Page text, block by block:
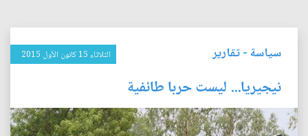
سياسة-تقارير الثلاثاء 15 كانون الأول 2015
نيجيريا... ليست حربا طائفية